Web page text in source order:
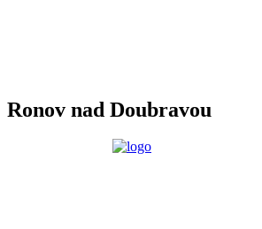
Ronov nad Doubravou